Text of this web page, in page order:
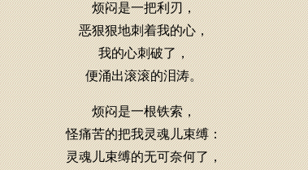
烦闷是一把利刃，
恶狠狠地刺着我的心，
我的心刺破了，
便涌出滚滚的泪涛。
烦闷是一根铁索，
怪痛苦的把我灵魂儿束缚：
灵魂儿束缚的无可奈何了，